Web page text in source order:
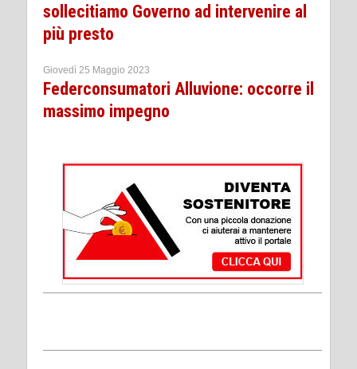
sollecitiamo Governo ad intervenire al
più presto
Giovedì 25 Maggio 2023
Federconsumatori Alluvione: occorre il
massimo impegno